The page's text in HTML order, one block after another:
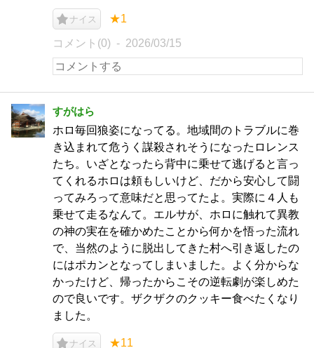
ナイス ★1
コメント(0) 2026/03/15
すがはら
ホロ毎回狼姿になってる。地域間のトラブルに巻
き込まれて危うく謀殺されそうになったロレンス
たち。いざとなったら背中に乗せて逃げると言っ
てくれるホロは頼もしいけど、だから安心して闘
ってみろって意味だと思ってたよ。実際に４人も
乗せて走るなんて。エルサが、ホロに触れて異教
の神の実在を確かめたことから何かを悟った流れ
で、当然のように脱出してきた村へ引き返したの
にはポカンとなってしまいました。よく分からな
かったけど、帰ったからこその逆転劇が楽しめた
ので良いです。ザクザクのクッキー食べたくなり
ました。
ナイス ★11